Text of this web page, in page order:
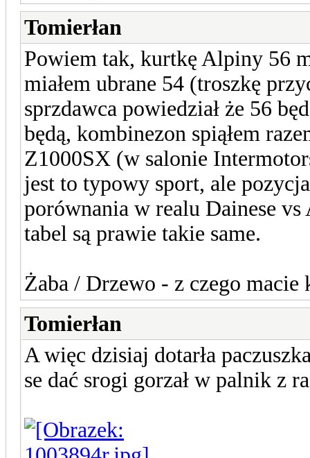
Tomierłan
Powiem tak, kurtkę Alpiny 56
miałem ubrane 54 (troszkę
sprzdawca powiedział że 56
będą, kombinezon spiąłem
Z1000SX (w salonie
jest to typowy sport, ale
porównania w realu Dainese
tabel są prawie takie same.
Żaba / Drzewo - z czego macie
Tomierłan
A więc dzisiaj dotarła
se dać srogi gorzał w palnik z